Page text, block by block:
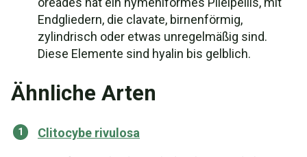
Endgliedern, die clavate, birnenförmig,
zylindrisch oder etwas unregelmäßig sind.
Diese Elemente sind hyalin bis gelblich.
Ähnliche Arten
Clitocybe rivulosa